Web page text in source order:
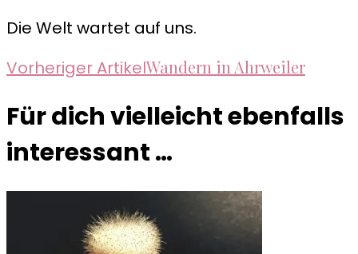
Die Welt wartet auf uns.
Beitragsnavigation
Vorheriger ArtikelWandern in Ahrweiler
Für dich vielleicht ebenfalls
interessant …